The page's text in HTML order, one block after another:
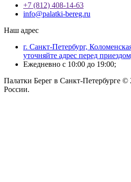
+7 (812) 408-14-63
info@palatki-bereg.ru
Наш адрес
г. Санкт-Петербург,
уточняйте адрес перед
Ежедневно с 10:00 до 19:00;
Палатки Берег в Санкт-Петербурге
России.